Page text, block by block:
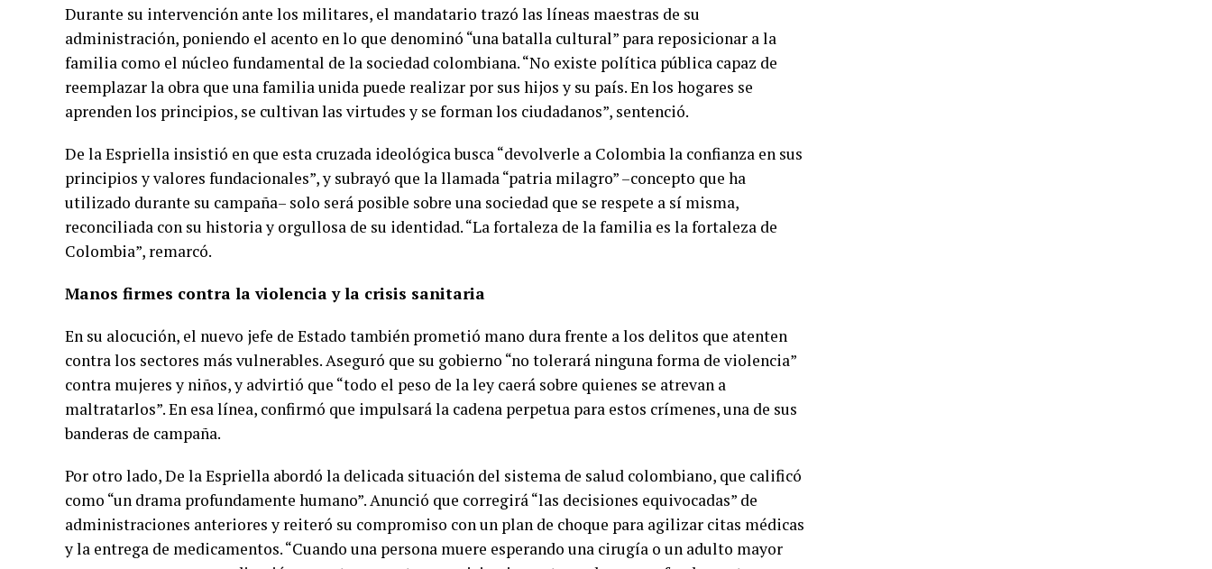
Durante su intervención ante los militares, el mandatario trazó las líneas maestras de su
administración, poniendo el acento en lo que denominó “una batalla cultural” para reposicionar a la
familia como el núcleo fundamental de la sociedad colombiana. “No existe política pública capaz de
reemplazar la obra que una familia unida puede realizar por sus hijos y su país. En los hogares se
aprenden los principios, se cultivan las virtudes y se forman los ciudadanos”, sentenció.
De la Espriella insistió en que esta cruzada ideológica busca “devolverle a Colombia la confianza en sus
principios y valores fundacionales”, y subrayó que la llamada “patria milagro” –concepto que ha
utilizado durante su campaña– solo será posible sobre una sociedad que se respete a sí misma,
reconciliada con su historia y orgullosa de su identidad. “La fortaleza de la familia es la fortaleza de
Colombia”, remarcó.
Manos firmes contra la violencia y la crisis sanitaria
En su alocución, el nuevo jefe de Estado también prometió mano dura frente a los delitos que atenten
contra los sectores más vulnerables. Aseguró que su gobierno “no tolerará ninguna forma de violencia”
contra mujeres y niños, y advirtió que “todo el peso de la ley caerá sobre quienes se atrevan a
maltratarlos”. En esa línea, confirmó que impulsará la cadena perpetua para estos crímenes, una de sus
banderas de campaña.
Por otro lado, De la Espriella abordó la delicada situación del sistema de salud colombiano, que calificó
como “un drama profundamente humano”. Anunció que corregirá “las decisiones equivocadas” de
administraciones anteriores y reiteró su compromiso con un plan de choque para agilizar citas médicas
y la entrega de medicamentos. “Cuando una persona muere esperando una cirugía o un adulto mayor